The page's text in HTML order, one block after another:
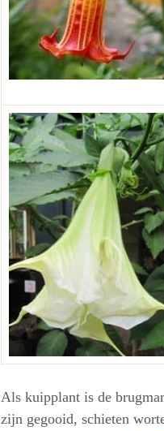
Als kuipplant is de
zijn gegooid, schieten